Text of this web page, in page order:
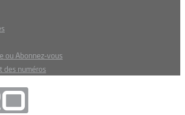
ou Abonnez-vous
des numéros